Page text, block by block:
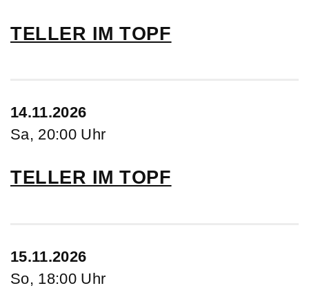
TELLER IM TOPF
14.11.2026
Sa, 20:00 Uhr
TELLER IM TOPF
15.11.2026
So, 18:00 Uhr